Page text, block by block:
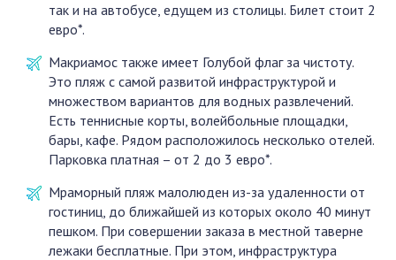
так и на автобусе, едущем из столицы. Билет стоит 2
евро*.
Макриамос также имеет Голубой флаг за чистоту.
Это пляж с самой развитой инфраструктурой и
множеством вариантов для водных развлечений.
Есть теннисные корты, волейбольные площадки,
бары, кафе. Рядом расположилось несколько отелей.
Парковка платная – от 2 до 3 евро*.
Мраморный пляж малолюден из-за удаленности от
гостиниц, до ближайшей из которых около 40 минут
пешком. При совершении заказа в местной таверне
лежаки бесплатные. При этом, инфраструктура